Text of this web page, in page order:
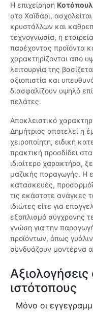
Η επιχείρηση
στο Χαϊδάρι,
κρυστάλλων και
τεχνογνωσία, η
παρέχοντας προϊόντα
χαρακτηρίζονται από
λειτουργία της
αξιοπιστία και
διασφαλίζουν υψηλό
πελάτες.
Αποκλειστικό
Δημήτριος αποτελεί η
χειροποίητη, ειδική
πρακτική προσδίδει
ιδιαίτερο χαρακτήρα,
μαζικής παραγωγής. Η
κατασκευές,
τις εκάστοτε ανάγκες
ιδιώτες είτε για
εξοπλισμό σύγχρονης
γνώση για την
προϊόντων, όπως
συνδυάζουν μοντέρνα
ιστότοπους
Μόνο οι